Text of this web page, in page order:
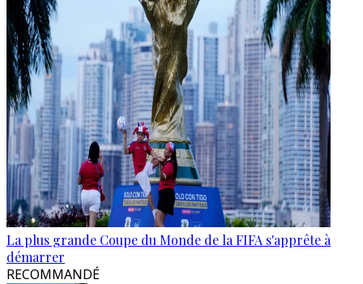
La plus grande Coupe du Monde de la FIFA s'apprête à
démarrer
RECOMMANDÉ